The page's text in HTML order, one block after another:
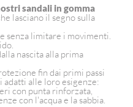
sandali in gomma
lasciano il segno sulla
senza limitare i movimenti.
nascita alla prima
fin dai primi passi
adatti alle loro esigenze:
con punta rinforzata,
con l'acqua e la sabbia.